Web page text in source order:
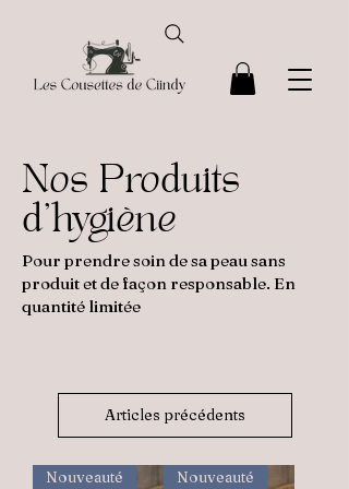
Nos Produits
d'hygiène
Pour prendre soin de sa peau sans
produit et de façon responsable. En
quantité limitée
Articles précédents
Nouveauté Nouveauté